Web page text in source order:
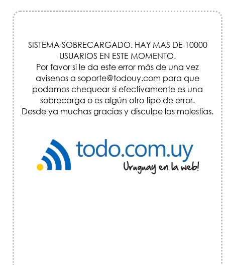
SISTEMA SOBRECARGADO. HAY MAS DE 10000
USUARIOS EN ESTE MOMENTO.
Por favor si le da este error más de una vez
avisenos a soporte@todouy.com para que
podamos chequear si efectivamente es una
sobrecarga o es algún otro tipo de error.
Desde ya muchas gracias y disculpe las molestias.